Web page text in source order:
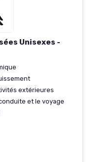
Unisexes -
extérieures
et le voyage